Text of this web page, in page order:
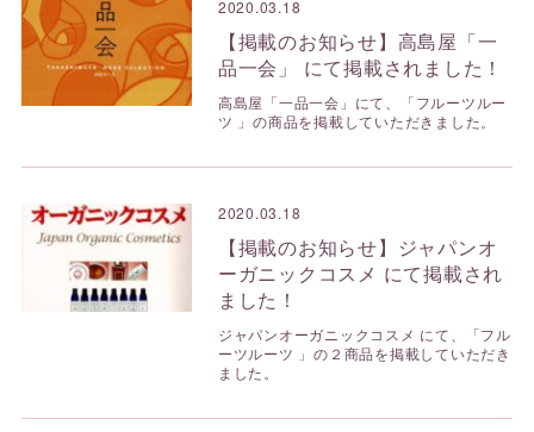
2020.03.18
【掲載のお知らせ】高島屋「一
品一会」 にて掲載されました！
高島屋「一品一会」にて、「フルーツルー
ツ 」の商品を掲載していただきました。
2020.03.18
【掲載のお知らせ】ジャパンオ
ーガニックコスメ にて掲載され
ました！
ジャパンオーガニックコスメ にて、「フル
ーツルーツ 」の２商品を掲載していただき
ました。